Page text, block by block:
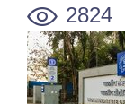
2824